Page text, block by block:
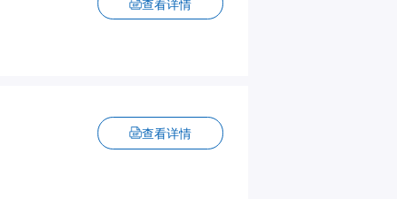
查看详情